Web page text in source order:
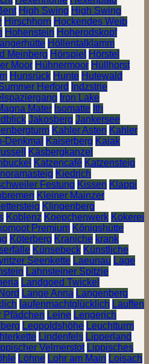
High Swing High Swing
Hirschhorn Hockendes Weib
Hohenstein Hoherodskopf
Höllentalklamm
Meinberg Hörspiel Hörstel
Moor Hühnermoor Hüllhorst
Hunsrück Hunte Hutewald
Herford
Indzstrie
Iron Lake
Mater Isomatte Ith
Jakosberg Jankersee
Kahler Asten Kahler
Denkmal Kaiserberg Kajak
Käsbergkanzel
Katzencafé Katzensteig
Kiedrich
Festung Kissen Klappi
Kleiner Mainzer
Klingenberg
Koblenz Koepchenwerk Kokerei
Premium Königshütte
Köterberg Kraniche krank
Künsebeck Künstliche
Seenkette Laeunau Lage
Lahnsteiner Spitzje
Landgoed Twickel
Lange Anna Langenberg
laufenmachtglücklich Lauffen
Pfädchen Leine Lengerich
Leopoldshöhe Leuchtturm
Lindenfels Lipperland
Velmerstot Lippisches
Löhne Lohr am Main Loisach